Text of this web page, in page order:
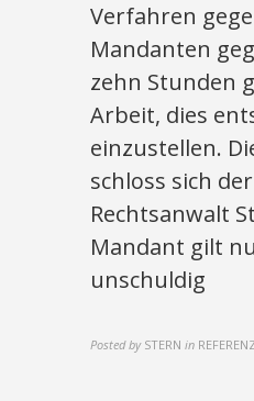
Verfahren
Mandanten
zehn Stunden
Arbeit, dies
einzustellen.
schloss sich
Rechtsanwalt
Mandant gilt
unschuldig
Posted by STERN in